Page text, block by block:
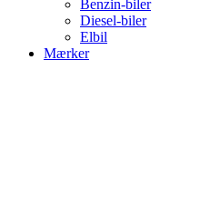
Benzin-biler
Diesel-biler
Elbil
Mærker